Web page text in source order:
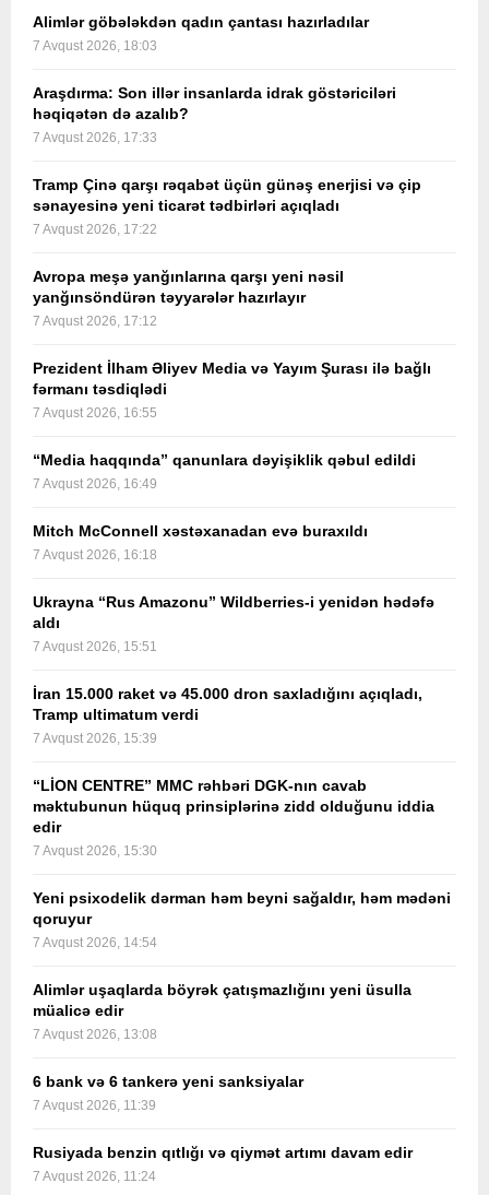
Alimlər göbələkdən qadın çantası hazırladılar
7 Avqust 2026, 18:03
Araşdırma: Son illər insanlarda idrak göstəriciləri
həqiqətən də azalıb?
7 Avqust 2026, 17:33
Tramp Çinə qarşı rəqabət üçün günəş enerjisi və çip
sənayesinə yeni ticarət tədbirləri açıqladı
7 Avqust 2026, 17:22
Avropa meşə yanğınlarına qarşı yeni nəsil
yanğınsöndürən təyyarələr hazırlayır
7 Avqust 2026, 17:12
Prezident İlham Əliyev Media və Yayım Şurası ilə bağlı
fərmanı təsdiqlədi
7 Avqust 2026, 16:55
“Media haqqında” qanunlara dəyişiklik qəbul edildi
7 Avqust 2026, 16:49
Mitch McConnell xəstəxanadan evə buraxıldı
7 Avqust 2026, 16:18
Ukrayna “Rus Amazonu” Wildberries-i yenidən hədəfə
aldı
7 Avqust 2026, 15:51
İran 15.000 raket və 45.000 dron saxladığını açıqladı,
Tramp ultimatum verdi
7 Avqust 2026, 15:39
“LİON CENTRE” MMC rəhbəri DGK-nın cavab
məktubunun hüquq prinsiplərinə zidd olduğunu iddia
edir
7 Avqust 2026, 15:30
Yeni psixodelik dərman həm beyni sağaldır, həm mədəni
qoruyur
7 Avqust 2026, 14:54
Alimlər uşaqlarda böyrək çatışmazlığını yeni üsulla
müalicə edir
7 Avqust 2026, 13:08
6 bank və 6 tankerə yeni sanksiyalar
7 Avqust 2026, 11:39
Rusiyada benzin qıtlığı və qiymət artımı davam edir
7 Avqust 2026, 11:24